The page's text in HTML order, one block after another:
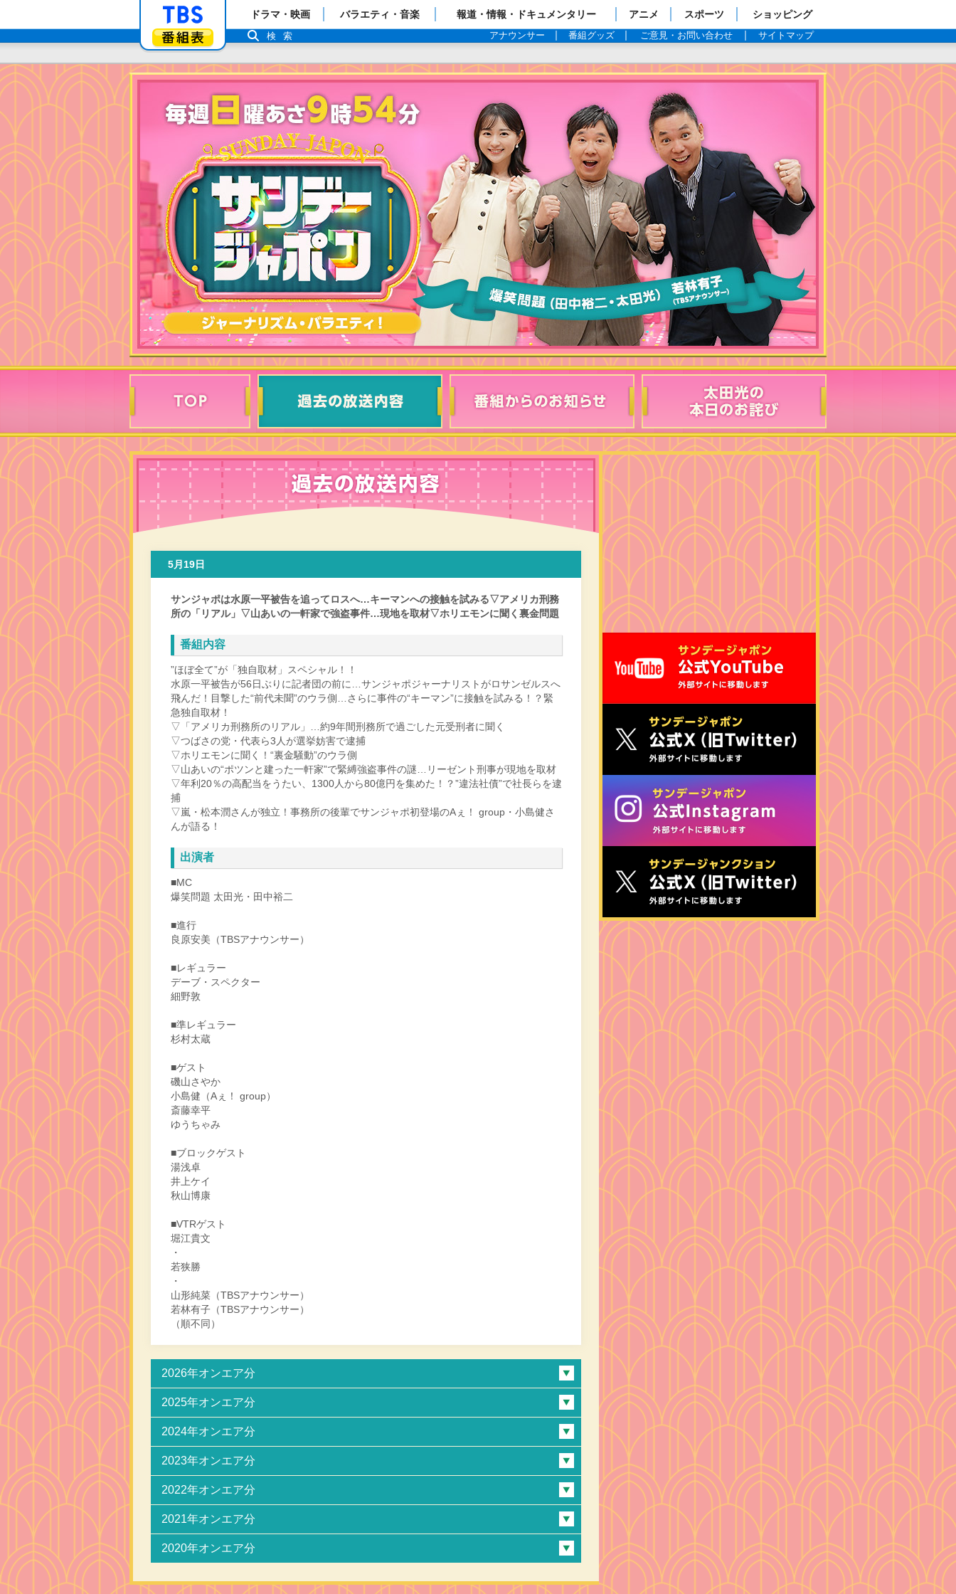
「TBSテレビ」トップページ
番組表
ドラマ・映画 バラエティ・音楽 報道・情報・ドキュメンタリー アニメ スポーツ ショッピング
アナウンサー 番組グッズ ご意見・お問い合わせ サイトマップ
検索
5月19日
サンジャポは水原一平被告を追ってロスへ…キーマンへの接触を試みる▽アメリカ刑務
所の「リアル」▽山あいの一軒家で強盗事件…現地を取材▽ホリエモンに聞く裏金問題
番組内容
”ほぼ全て”が「独自取材」スペシャル！！
水原一平被告が56日ぶりに記者団の前に…サンジャポジャーナリストがロサンゼルスへ
飛んだ！目撃した“前代未聞”のウラ側…さらに事件の“キーマン”に接触を試みる！？緊
急独自取材！
▽「アメリカ刑務所のリアル」…約9年間刑務所で過ごした元受刑者に聞く
▽つばさの党・代表ら3人が選挙妨害で逮捕
▽ホリエモンに聞く！“裏金騒動”のウラ側
▽山あいの“ポツンと建った一軒家”で緊縛強盗事件の謎…リーゼント刑事が現地を取材
▽年利20％の高配当をうたい、1300人から80億円を集めた！？”違法社債”で社長らを逮
捕
▽嵐・松本潤さんが独立！事務所の後輩でサンジャポ初登場のAぇ！ group・小島健さ
んが語る！
出演者
■MC
爆笑問題 太田光・田中裕二
■進行
良原安美（TBSアナウンサー）
■レギュラー
デーブ・スペクター
細野敦
■準レギュラー
杉村太蔵
■ゲスト
磯山さやか
小島健（Aぇ！ group）
斎藤幸平
ゆうちゃみ
■ブロックゲスト
湯浅卓
井上ケイ
秋山博康
■VTRゲスト
堀江貴文
・
若狭勝
・
山形純菜（TBSアナウンサー）
若林有子（TBSアナウンサー）
（順不同）
2026年オンエア分
2025年オンエア分
2024年オンエア分
2023年オンエア分
2022年オンエア分
2021年オンエア分
2020年オンエア分